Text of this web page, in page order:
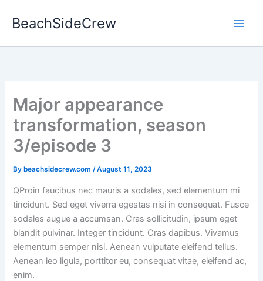
BeachSideCrew
Major appearance
transformation, season
3/episode 3
By beachsidecrew.com/August 11, 2023
QProin faucibus nec mauris a sodales, sed elementum mi
tincidunt. Sed eget viverra egestas nisi in consequat. Fusce
sodales augue a accumsan. Cras sollicitudin, ipsum eget
blandit pulvinar. Integer tincidunt. Cras dapibus. Vivamus
elementum semper nisi. Aenean vulputate eleifend tellus.
Aenean leo ligula, porttitor eu, consequat vitae, eleifend ac,
enim.